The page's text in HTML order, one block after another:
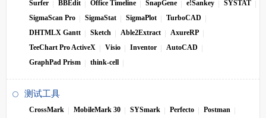
Surfer
BBEdit Office Timeline SnapGene e!Sankey
SYSTAT
SigmaScan Pro
SigmaStat SigmaPlot
TurboCAD
DHTMLX Gantt
Sketch Able2Extract
AxureRP
TeeChart Pro ActiveX
Visio Inventor
AutoCAD
GraphPad Prism
think-cell
测试工具
CrossMark MobileMark 30 SYSmark Perfecto
Postman